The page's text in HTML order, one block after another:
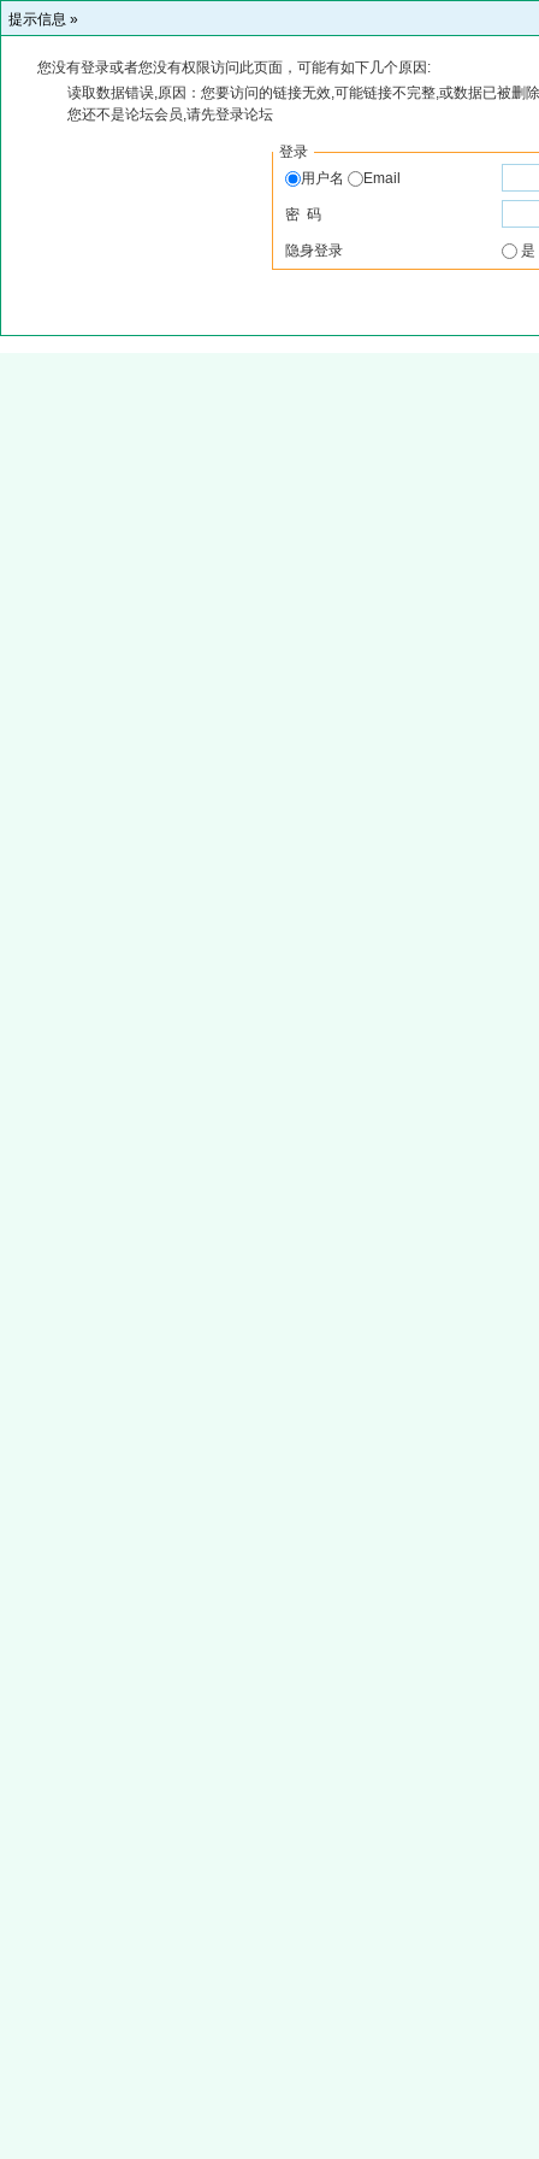
提示信息 »
您没有登录或者您没有权限访问此页面，可能有如下几个原因:
读取数据错误,原因：您要访问的链接无效,可能链接不完整,或数据已被删
您还不是论坛会员,请先登录论坛
登录
用户名
Email
密 码
隐身登录